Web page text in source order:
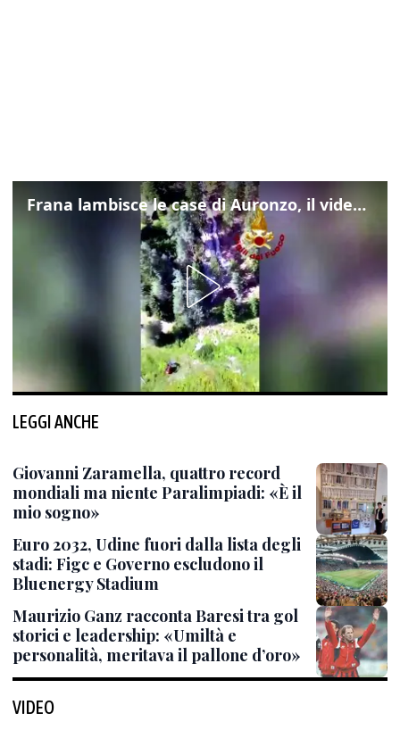
Frana lambisce le case di Auronzo, il video dall'elicottero dei vigili del fuoco
LEGGI ANCHE
Giovanni Zaramella, quattro record
mondiali ma niente Paralimpiadi: «È il
mio sogno»
Euro 2032, Udine fuori dalla lista degli
stadi: Figc e Governo escludono il
Bluenergy Stadium
Maurizio Ganz racconta Baresi tra gol
storici e leadership: «Umiltà e
personalità, meritava il pallone d’oro»
VIDEO